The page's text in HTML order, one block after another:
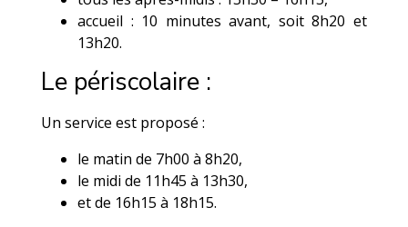
accueil : 10 minutes avant, soit 8h20 et
13h20.
Le périscolaire :
Un service est proposé :
le matin de 7h00 à 8h20,
le midi de 11h45 à 13h30,
et de 16h15 à 18h15.